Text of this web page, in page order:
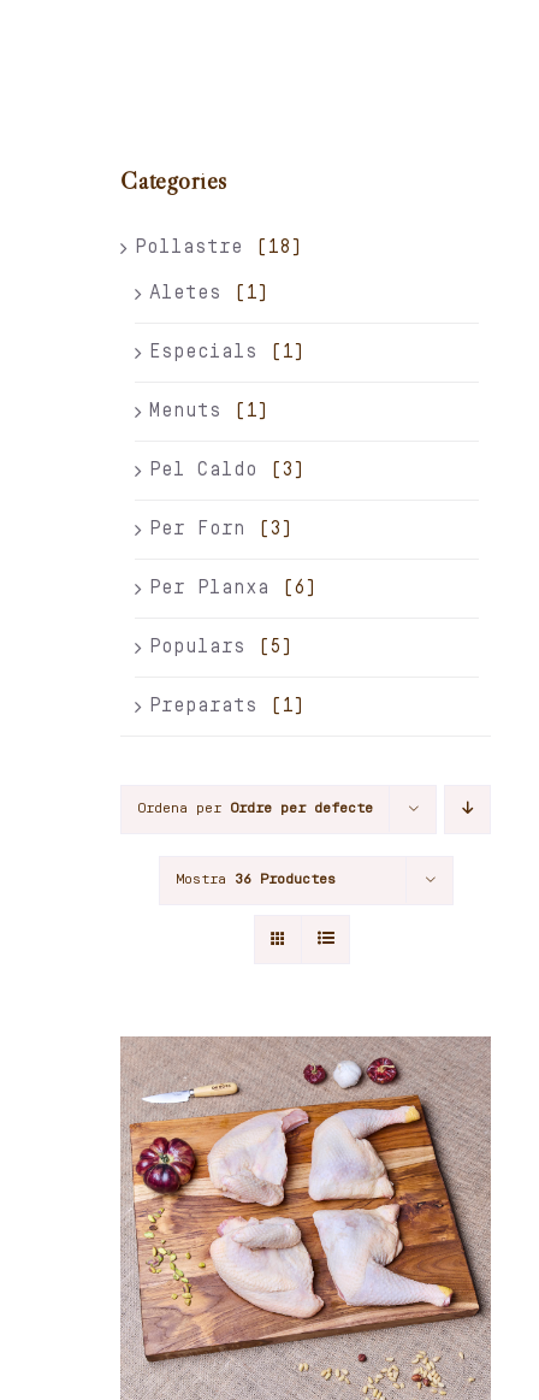
Categories
Pollastre (18)
Aletes (1)
Especials (1)
Menuts (1)
Pel Caldo (3)
Per Forn (3)
Per Planxa (6)
Populars (5)
Preparats (1)
Ordena per Ordre per defecte
Mostra 36 Productes